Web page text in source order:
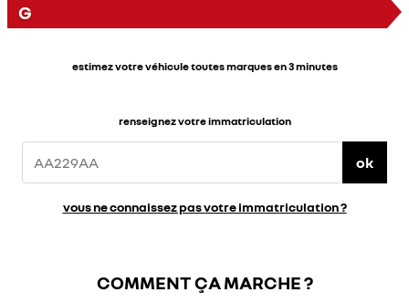
G
estimez votre véhicule toutes marques en 3 minutes
renseignez votre immatriculation
ok
vous ne connaissez pas votre immatriculation ?
COMMENT ÇA MARCHE ?